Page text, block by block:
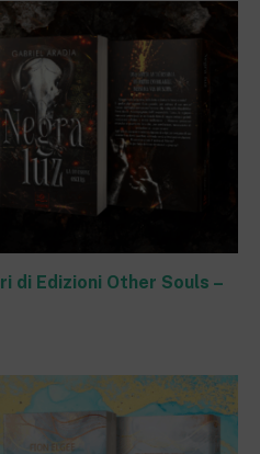
di Edizioni Other Souls –